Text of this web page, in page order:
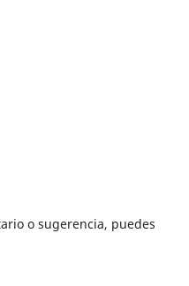
o sugerencia, puedes